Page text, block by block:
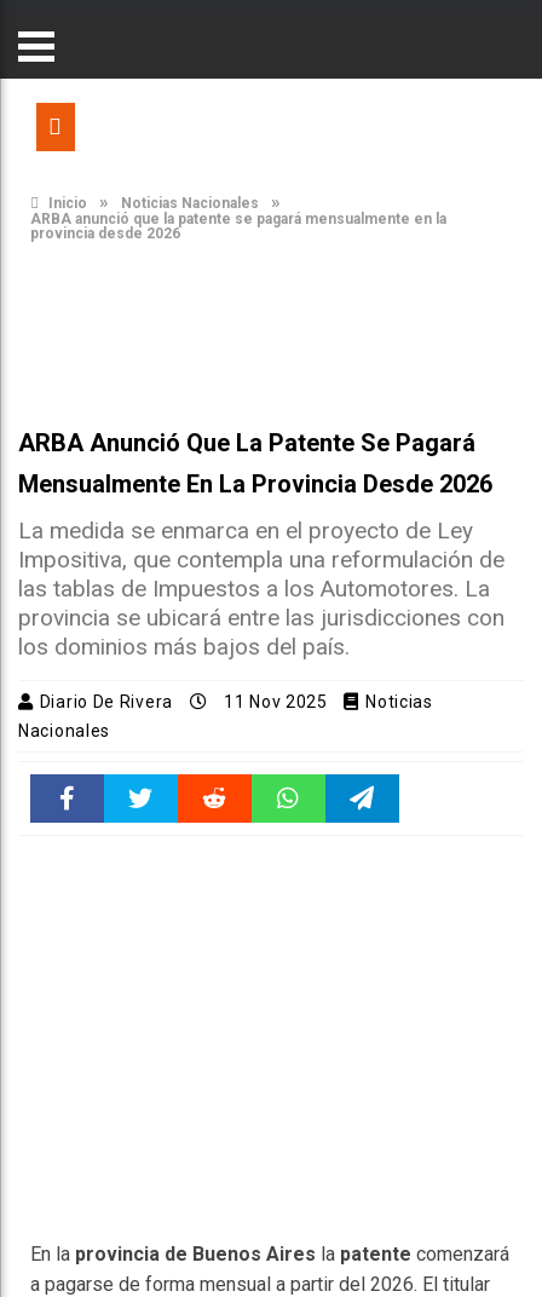
Inicio » Noticias Nacionales »
ARBA anunció que la patente se pagará mensualmente en la
provincia desde 2026
ARBA Anunció Que La Patente Se Pagará
Mensualmente En La Provincia Desde 2026
La medida se enmarca en el proyecto de Ley
Impositiva, que contempla una reformulación de
las tablas de Impuestos a los Automotores. La
provincia se ubicará entre las jurisdicciones con
los dominios más bajos del país.
Diario De Rivera 11 Nov 2025
Noticias
Nacionales
En la provincia de Buenos Aires la patente comenzará
a pagarse de forma mensual a partir del 2026. El titular